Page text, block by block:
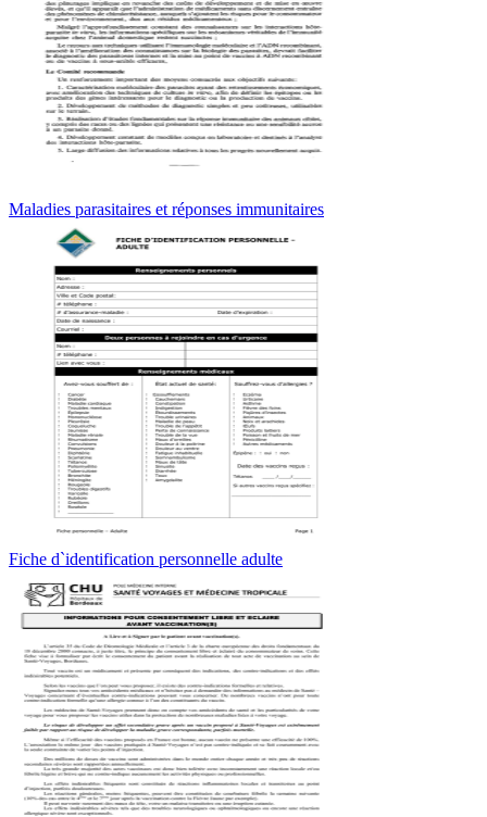
Maladies parasitaires et réponses immunitaires
Fiche d`identification personnelle adulte